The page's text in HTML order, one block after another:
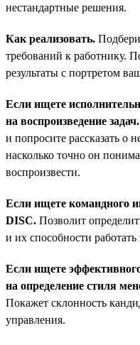
нестандартные решения.
Как реализовать.
требований к работнику.
результаты с портретом
Если ищете
на воспроизведение задач.
и попросите рассказать о
насколько точно он
воспроизвести.
Если ищете командного
DISC. Позволит
и их способности работать
Если ищете
на определение стиля
Покажет склонность
управления.